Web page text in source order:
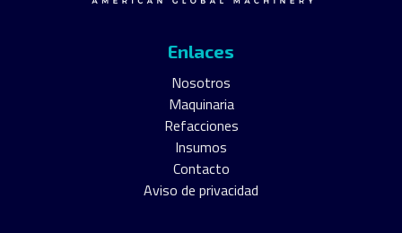
Enlaces
Nosotros
Maquinaria
Refacciones
Insumos
Contacto
Aviso de privacidad